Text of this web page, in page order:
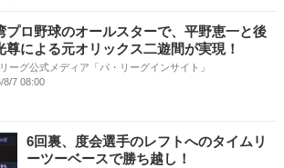
プロ野球のオールスターで、平野恵一と後
尊による元オリックス二遊間が実現！
ーグ公式メディア「パ・リーグインサイト」
8/7 08:00
6回裏、度会選手のレフトへのタイムリ
ーツーベースで勝ち越し！